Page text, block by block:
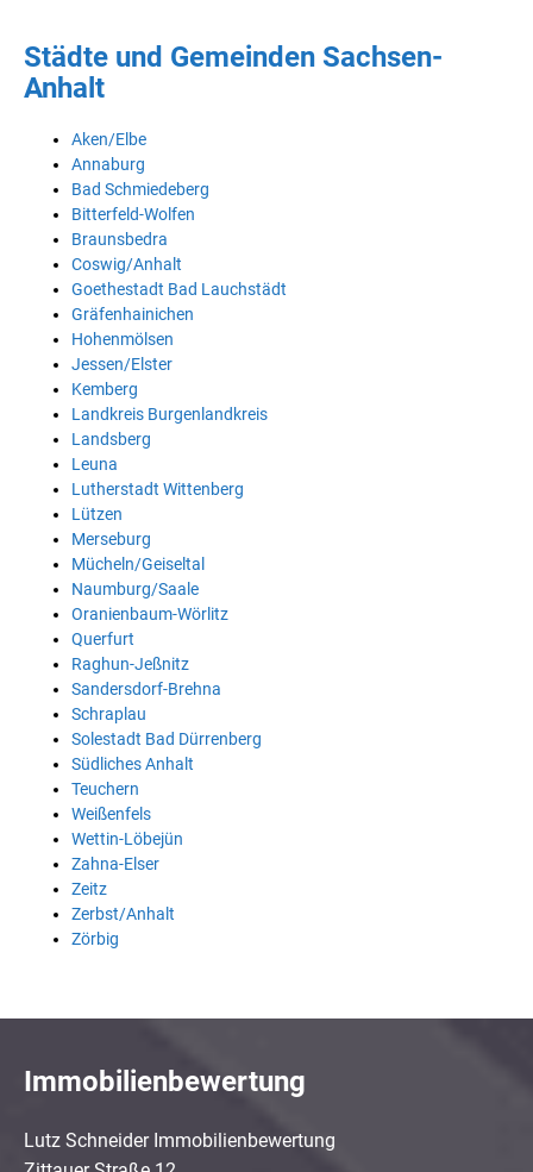
Städte und Gemeinden Sachsen-
Anhalt
Aken/Elbe
Annaburg
Bad Schmiedeberg
Bitterfeld-Wolfen
Braunsbedra
Coswig/Anhalt
Goethestadt Bad Lauchstädt
Gräfenhainichen
Hohenmölsen
Jessen/Elster
Kemberg
Landkreis Burgenlandkreis
Landsberg
Leuna
Lutherstadt Wittenberg
Lützen
Merseburg
Mücheln/Geiseltal
Naumburg/Saale
Oranienbaum-Wörlitz
Querfurt
Raghun-Jeßnitz
Sandersdorf-Brehna
Schraplau
Solestadt Bad Dürrenberg
Südliches Anhalt
Teuchern
Weißenfels
Wettin-Löbejün
Zahna-Elser
Zeitz
Zerbst/Anhalt
Zörbig
Immobilienbewertung
Lutz Schneider Immobilienbewertung